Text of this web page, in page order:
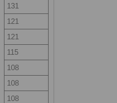
131
121
121
115
108
108
108